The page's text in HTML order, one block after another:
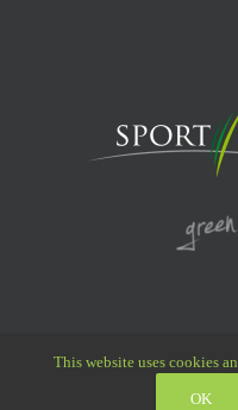
© 2011 - 2026 Sport Oßwald
This website uses cookies
OK